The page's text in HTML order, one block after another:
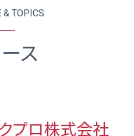
& TOPICS
ス
プロ株式会社